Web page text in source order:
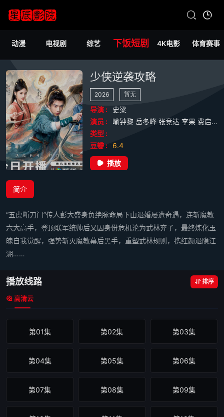
动漫 电视剧 综艺 下饭短剧 4K电影 体育赛事
少侠逆袭攻略
2026 暂无
导演 :
史梁
演员 :
喻钟黎 岳冬峰 张竞达 李果 费启鸣
类型 :
豆瓣 :
6.4
播放
简介
“五虎断刀门”传人彭大盛身负绝脉命局下山退婚屡遭奇遇，连斩魔教
六大高手，登顶联军统帅后又因身份危机沦为武林弃子，最终炼化玉
魄自我觉醒，强势斩灭魔教幕后黑手，重塑武林规则，携红颜退隐江
湖……
播放线路 排序
高清云
第01集 第02集 第03集
第04集 第05集 第06集
第07集 第08集 第09集